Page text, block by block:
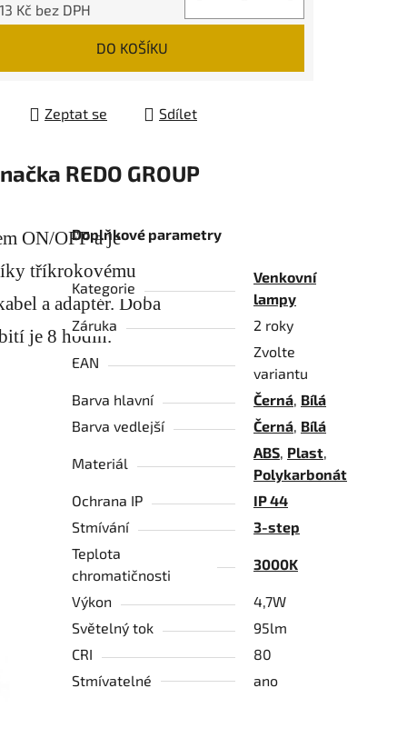
Kč bez DPH
DO KOŠÍKU
Zeptat se Sdílet
REDO GROUP
ON/OFF a je
tříkrokovému
a adaptér. Doba
je 8 hodin.
Doplňkové parametry
Kategorie
Venkovní
lampy
Záruka
2 roky
EAN
Zvolte
variantu
Barva hlavní
Černá, Bílá
Barva vedlejší
Černá, Bílá
Materiál
ABS, Plast,
Polykarbonát
Ochrana IP
IP 44
Stmívání
3-step
Teplota
chromatičnosti
3000K
Výkon
4,7W
Světelný tok
95lm
CRI
80
Stmívatelné
ano